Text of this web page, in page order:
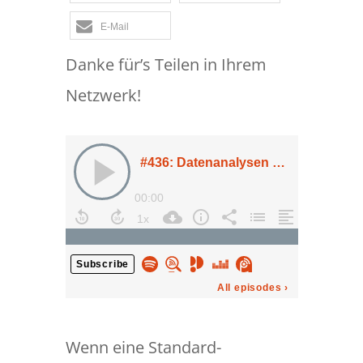
E-Mail
Danke für’s Teilen in Ihrem
Netzwerk!
Wenn eine Standard-